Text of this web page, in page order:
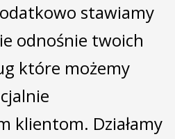
stawiamy
odnośnie twoich
które możemy
klientom. Działamy